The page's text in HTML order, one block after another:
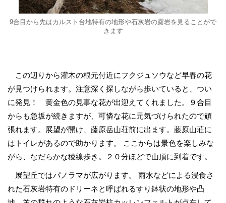
9合目から先はカルスト台地特有の地形や石灰岩の露岩を見ることがで
きます
この辺りから灌木の根元付近にフクジュソウなど早春の花
が見つけられます。注意深く探しながら歩いていると、つい
に発見！ 黄金色の見事な花が出迎えてくれました。９合目
からも急坂が続きますが、可憐な花に元気づけられたので頑
張れます。展望が開け、藤原岳山荘前に出ます。藤原山荘に
はトイレがあるので助かります。 ここからは景色を楽しみな
がら、なだらかな稜線歩き。２０分ほどで山頂に到着です。
展望丘ではパノラマが広がります。 雨水などによる浸食さ
れた石灰岩特有のドリーネと呼ばれるすり鉢状の地形や凸